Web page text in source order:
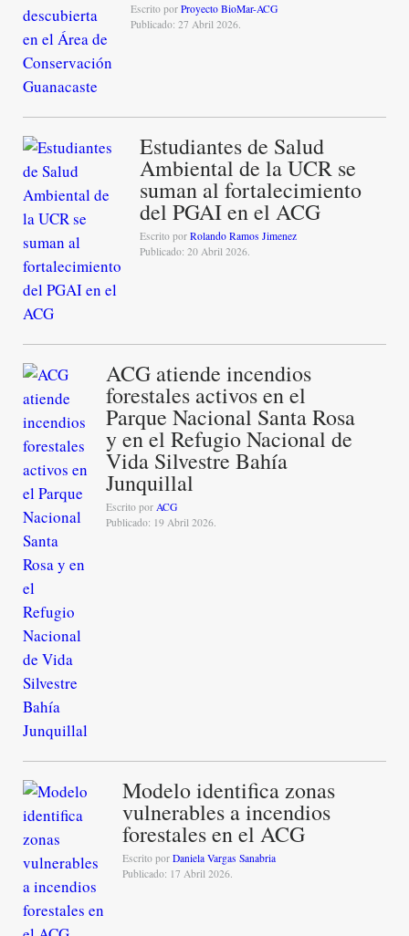
Escrito por Proyecto BioMar-ACG
Publicado: 27 Abril 2026.
Estudiantes de Salud
Ambiental de la UCR se
suman al fortalecimiento
del PGAI en el ACG
Escrito por Rolando Ramos Jimenez
Publicado: 20 Abril 2026.
ACG atiende incendios
forestales activos en el
Parque Nacional Santa Rosa
y en el Refugio Nacional de
Vida Silvestre Bahía
Junquillal
Escrito por ACG
Publicado: 19 Abril 2026.
Modelo identifica zonas
vulnerables a incendios
forestales en el ACG
Escrito por Daniela Vargas Sanabria
Publicado: 17 Abril 2026.